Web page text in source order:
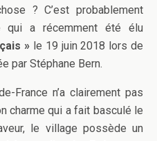
? C’est probablement
qui a récemment été élu
» le 19 juin 2018 lors de
par Stéphane Bern.
France n’a clairement pas
charme qui a fait basculé le
le village possède un